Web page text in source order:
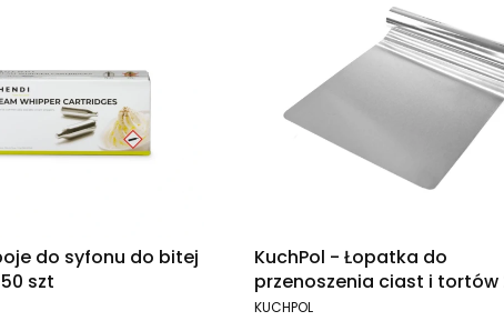
do syfonu do bitej
szt
KuchPol - Łopatka do
przenoszenia ciast i tortów
24,5 cm
PRODUCENT
KUCHPOL